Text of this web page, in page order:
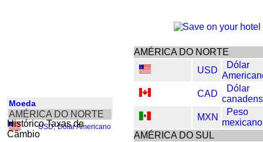
Moeda
AMÉRICA DO NORTE
USD, Dólar Americano
Histórico Taxas de
Câmbio
AMÉRICA DO NORTE
USD
Dólar
CAD
Dólar
MXN
Peso
mexicano
AMÉRICA DO SUL